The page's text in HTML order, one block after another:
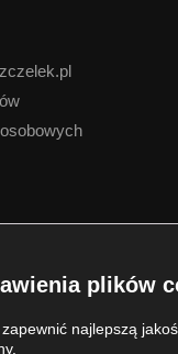
173 opinii z
najlepszą